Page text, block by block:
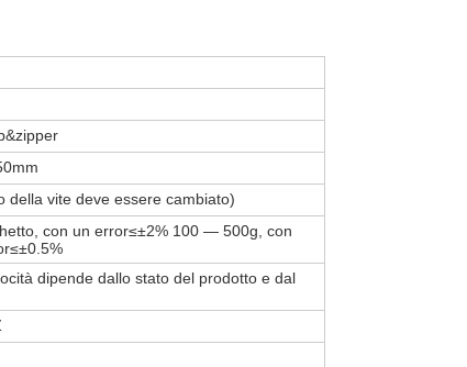
della vite deve essere cambiato)
con un error≤±2% 100 — 500g, con
dipende dallo stato del prodotto e dal